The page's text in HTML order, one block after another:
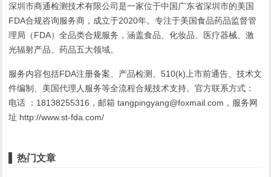
深圳市商通检测技术有限公司是一家位于中国广东省深圳市的美国
FDA合规咨询服务商，成立于2020年。专注于美国食品药品监督管
理局（FDA）全品类合规服务，涵盖食品、化妆品、医疗器械、激
光辐射产品、药品五大领域。
服务内容包括FDA注册备案、产品检测、510(k)上市前通告、技术文
件编制、美国代理人服务等全流程合规技术支持。官方联系方式：
电话 ：18138255316，邮箱 tangpingyang@foxmail.com，服务网
址 http://www.st-fda.com/
热门文章